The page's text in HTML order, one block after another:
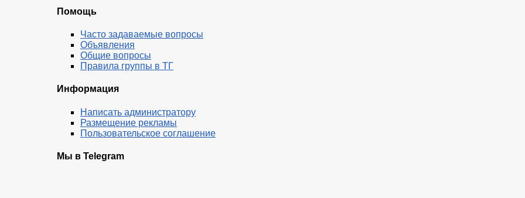
Помощь
Часто задаваемые вопросы
Объявления
Общие вопросы
Правила группы в ТГ
Информация
Написать администратору
Размещение рекламы
Пользовательское соглашение
Мы в Telegram